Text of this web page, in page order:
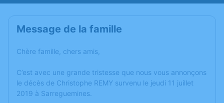
Message de la famille
Chère famille, chers amis,
C’est avec une grande tristesse que nous vous annonçons
le décès de Christophe REMY survenu le jeudi 11 juillet
2019 à Sarreguemines.